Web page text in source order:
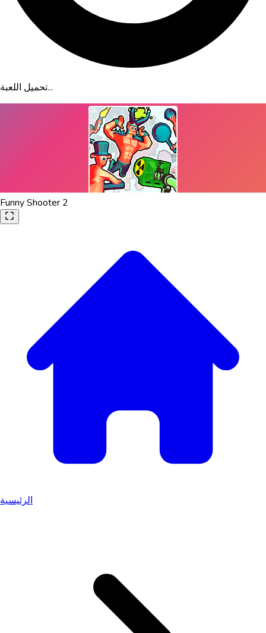
تحميل اللعبة...
Funny Shooter 2
الرئيسية